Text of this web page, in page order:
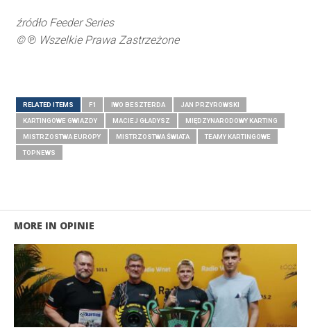
źródło Feeder Series
©℗Wszelkie Prawa Zastrzeżone
RELATED ITEMS F1 IWO BESZTERDA JAN PRZYROWSKI
KARTINGOWE GWIAZDY MACIEJ GŁADYSZ MIĘDZYNARODOWY KARTING
MISTRZOSTWA EUROPY MISTRZOSTWA ŚWIATA TEAMY KARTINGOWE
TOPNEWS
MORE IN OPINIE